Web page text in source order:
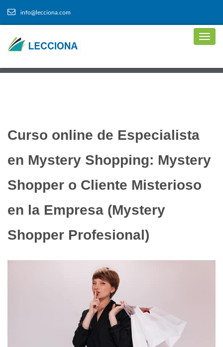
info@lecciona.com
Curso online de Especialista
en Mystery Shopping: Mystery
Shopper o Cliente Misterioso
en la Empresa (Mystery
Shopper Profesional)